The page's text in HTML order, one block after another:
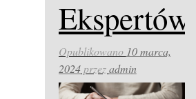
Ekspertów
Opublikowano 10 marca,
2024przezadmin